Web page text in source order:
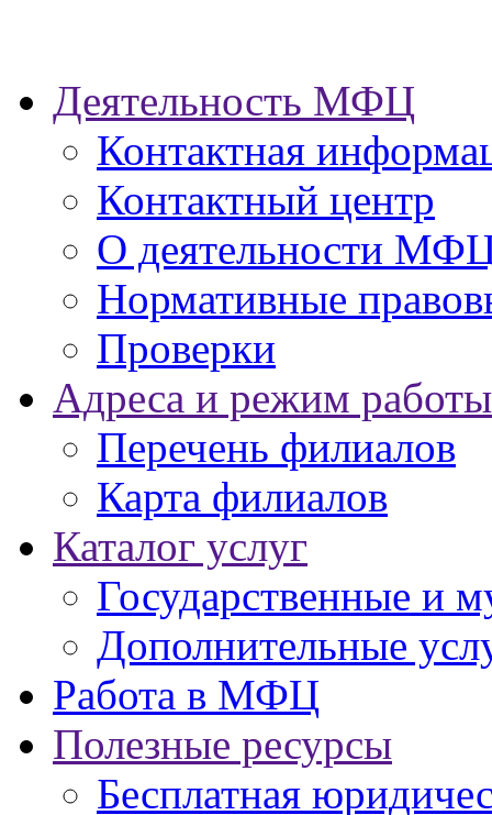
Деятельность МФЦ
Контактная
Контактный центр
О деятельности
Нормативные
Проверки
Адреса и режим работы
Перечень филиалов
Карта филиалов
Каталог услуг
Государственные и
Дополнительные
Работа в МФЦ
Полезные ресурсы
Бесплатная